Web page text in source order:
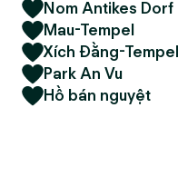
Nom Antikes Dorf
Mau-Tempel
Xích Đằng-Tempel
Park An Vu
Hồ bán nguyệt